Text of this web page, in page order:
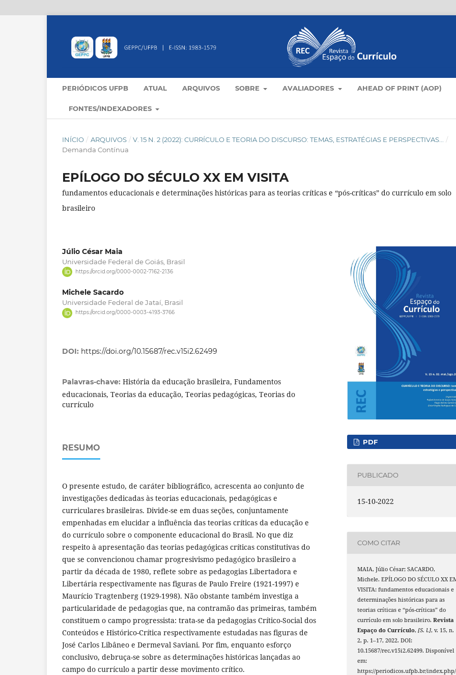
PERIÓDICOS UFPB ATUAL ARQUIVOS SOBRE AVALIADORES AHEAD OF PRINT (AOP)
FONTES/INDEXADORES
INÍCIO / ARQUIVOS / V. 15 N. 2 (2022): CURRÍCULO E TEORIA DO DISCURSO: TEMAS, ESTRATÉGIAS E PERSPECTIVAS...
/
Demanda Contínua
EPÍLOGO DO SÉCULO XX EM VISITA
fundamentos educacionais e determinações históricas para as teorias críticas e “pós-críticas” do currículo em solo
brasileiro
Júlio César Maia
Universidade Federal de Goiás, Brasil
https://orcid.org/0000-0002-7162-2136
Michele Sacardo
Universidade Federal de Jataí, Brasil
https://orcid.org/0000-0003-4193-3766
DOI: https://doi.org/10.15687/rec.v15i2.62499
Palavras-chave: História da educação brasileira, Fundamentos
educacionais, Teorias da educação, Teorias pedagógicas, Teorias do
currículo
RESUMO
O presente estudo, de caráter bibliográfico, acrescenta ao conjunto de
investigações dedicadas às teorias educacionais, pedagógicas e
curriculares brasileiras. Divide-se em duas seções, conjuntamente
empenhadas em elucidar a influência das teorias críticas da educação e
do currículo sobre o componente educacional do Brasil. No que diz
respeito à apresentação das teorias pedagógicas críticas constitutivas do
que se convencionou chamar progresivismo pedagógico brasileiro a
partir da década de 1980, reflete sobre as pedagogias Libertadora e
Libertária respectivamente nas figuras de Paulo Freire (1921-1997) e
Maurício Tragtenberg (1929-1998). Não obstante também investiga a
particularidade de pedagogias que, na contramão das primeiras, também
constituem o campo progressista: trata-se da pedagogias Crítico-Social dos
Conteúdos e Histórico-Crítica respectivamente estudadas nas figuras de
José Carlos Libâneo e Dermeval Saviani. Por fim, enquanto esforço
conclusivo, debruça-se sobre as determinações históricas lançadas ao
campo do currículo a partir desse movimento crítico.
PDF
PUBLICADO
15-10-2022
COMO CITAR
MAIA, Júlio César; SACARDO,
Michele. EPÍLOGO DO SÉCULO XX
VISITA: fundamentos educacionais e
determinações históricas para as
teorias críticas e “pós-críticas” do
currículo em solo brasileiro.Revista
Espaço do Currículo,[S. l.], v. 15, n.
2, p. 1–17, 2022. DOI:
10.15687/rec.v15i2.62499. Disponível
em:
https://periodicos.ufpb.br/